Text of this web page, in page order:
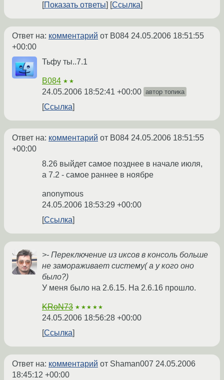
Показать ответы Ссылка
Ответ на: комментарий от B084 24.05.2006 18:51:55
+00:00
Тьфу ты..7.1
B084 ★★
24.05.2006 18:52:41 +00:00 автор топика
Ссылка
Ответ на: комментарий от B084 24.05.2006 18:51:55
+00:00
8.26 выйдет самое позднее в начале июля,
а 7.2 - самое раннее в ноябре
anonymous
24.05.2006 18:53:29 +00:00
Ссылка
>- Переключение из иксов в консоль больше
не замораживает систему( а у кого оно
было?)
У меня было на 2.6.15. На 2.6.16 прошло.
KRoN73 ★★★★★
24.05.2006 18:56:28 +00:00
Ссылка
Ответ на: комментарий от Shaman007 24.05.2006
18:45:12 +00:00